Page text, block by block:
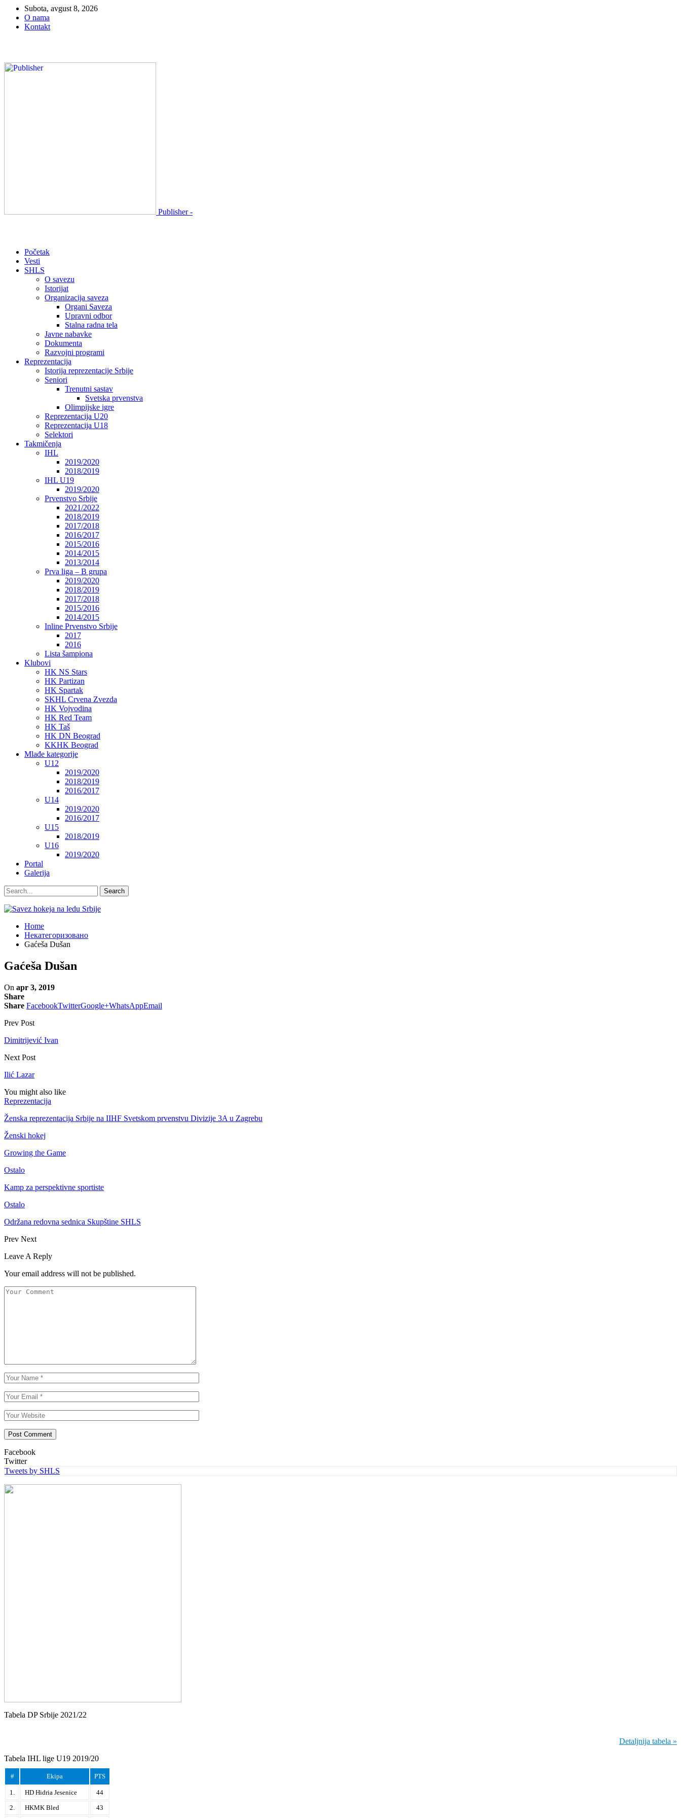
Subota, avgust 8, 2026
O nama
Kontakt
Publisher -
Početak
Vesti
SHLS
O savezu
Istorijat
Organizacija saveza
Organi Saveza
Upravni odbor
Stalna radna tela
Javne nabavke
Dokumenta
Razvojni programi
Reprezentacija
Istorija reprezentacije Srbije
Seniori
Trenutni sastav
Svetska prvenstva
Olimpijske igre
Reprezentacija U20
Reprezentacija U18
Selektori
Takmičenja
IHL
2019/2020
2018/2019
IHL U19
2019/2020
Prvenstvo Srbije
2021/2022
2018/2019
2017/2018
2016/2017
2015/2016
2014/2015
2013/2014
Prva liga – B grupa
2019/2020
2018/2019
2017/2018
2015/2016
2014/2015
Inline Prvenstvo Srbije
2017
2016
Lista šampiona
Klubovi
HK NS Stars
HK Partizan
HK Spartak
SKHL Crvena Zvezda
HK Vojvodina
HK Red Team
HK Taš
HK DN Beograd
KKHK Beograd
Mlađe kategorije
U12
2019/2020
2018/2019
2016/2017
U14
2019/2020
2016/2017
U15
2018/2019
U16
2019/2020
Portal
Galerija
Home
Некатегоризовано
Gaćeša Dušan
Gaćeša Dušan
On apr 3, 2019
Share
Share FacebookTwitterGoogle+WhatsAppEmail
Prev Post
Dimitrijević Ivan
Next Post
Ilić Lazar
You might also like
Reprezentacija
Ženska reprezentacija Srbije na IIHF Svetskom prvenstvu Divizije 3A u Zagrebu
Ženski hokej
Growing the Game
Ostalo
Kamp za perspektivne sportiste
Ostalo
Održana redovna sednica Skupštine SHLS
Prev Next
Leave A Reply
Your email address will not be published.
Facebook
Twitter
Tweets by SHLS
Tabela DP Srbije 2021/22
Detaljnija tabela »
Tabela IHL lige U19 2019/20
# Ekipa PTS
1. HD Hidria Jesenice
44
2.
HKMK Bled 43